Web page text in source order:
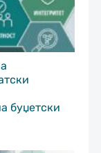
буџетски